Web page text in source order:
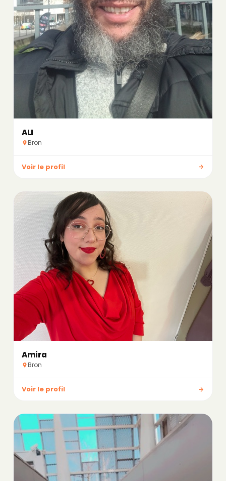
ALI
Bron
Voir le profil
Amira
Bron
Voir le profil